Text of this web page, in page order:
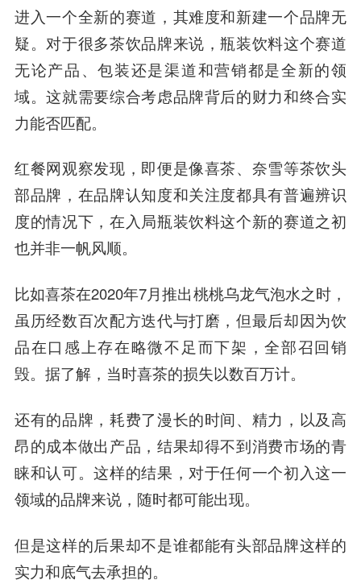
进入一个全新的赛道，其难度和新建一个品牌无
疑。对于很多茶饮品牌来说，瓶装饮料这个赛道
无论产品、包装还是渠道和营销都是全新的领
域。这就需要综合考虑品牌背后的财力和终合实
力能否匹配。
红餐网观察发现，即便是像喜茶、奈雪等茶饮头
部品牌，在品牌认知度和关注度都具有普遍辨识
度的情况下，在入局瓶装饮料这个新的赛道之初
也并非一帆风顺。
比如喜茶在2020年7月推出桃桃乌龙气泡水之时，
虽历经数百次配方迭代与打磨，但最后却因为饮
品在口感上存在略微不足而下架，全部召回销
毁。据了解，当时喜茶的损失以数百万计。
还有的品牌，耗费了漫长的时间、精力，以及高
昂的成本做出产品，结果却得不到消费市场的青
睐和认可。这样的结果，对于任何一个初入这一
领域的品牌来说，随时都可能出现。
但是这样的后果却不是谁都能有头部品牌这样的
实力和底气去承担的。